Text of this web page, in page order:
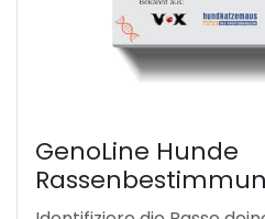
GenoLine Hunde